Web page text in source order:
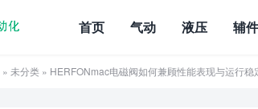
首页 气动 液压 辅
» 未分类 » HERFONmac电磁阀如何兼顾性能表现与运行稳